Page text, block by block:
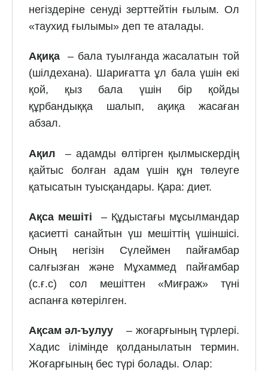
негіздеріне сенуді зерттейтін ғылым. Ол
«таухид ғылымы» деп те аталады.
Ақиқа – бала туылғанда жасалатын той
(шілдехана). Шариғатта ұл бала үшін екі
қой, қыз бала үшін бір қойды
құрбандыққа шалып, ақиқа жасаған
абзал.
Ақил – адамды өлтірген қылмыскердің
қайтыс болған адам үшін құн төлеуге
қатысатын туысқандары. Қара: диет.
Ақса мешіті – Құдыстағы мұсылмандар
қасиетті санайтын үш мешіттің үшіншісі.
Оның негізін Сүлеймен пайғамбар
салғызған және Мұхаммед пайғамбар
(с.ғ.с) сол мешіттен «Миғраж» түні
аспанға көтерілген.
Ақсам әл-ъулуу – жоғарғының түрлері.
Хадис ілімінде қолданылатын термин.
Жоғарғының бес түрі болады. Олар: